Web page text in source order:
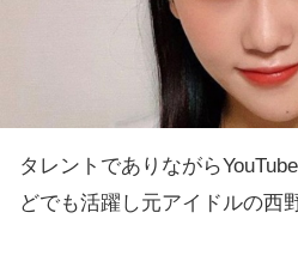
タレントでありながら
どでも活躍し元アイドルの西